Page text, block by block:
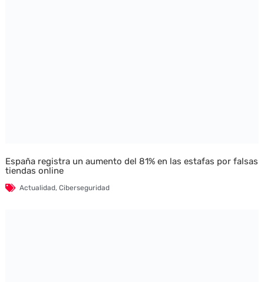
España registra un aumento del 81% en las estafas por falsas
tiendas online
Actualidad, Ciberseguridad